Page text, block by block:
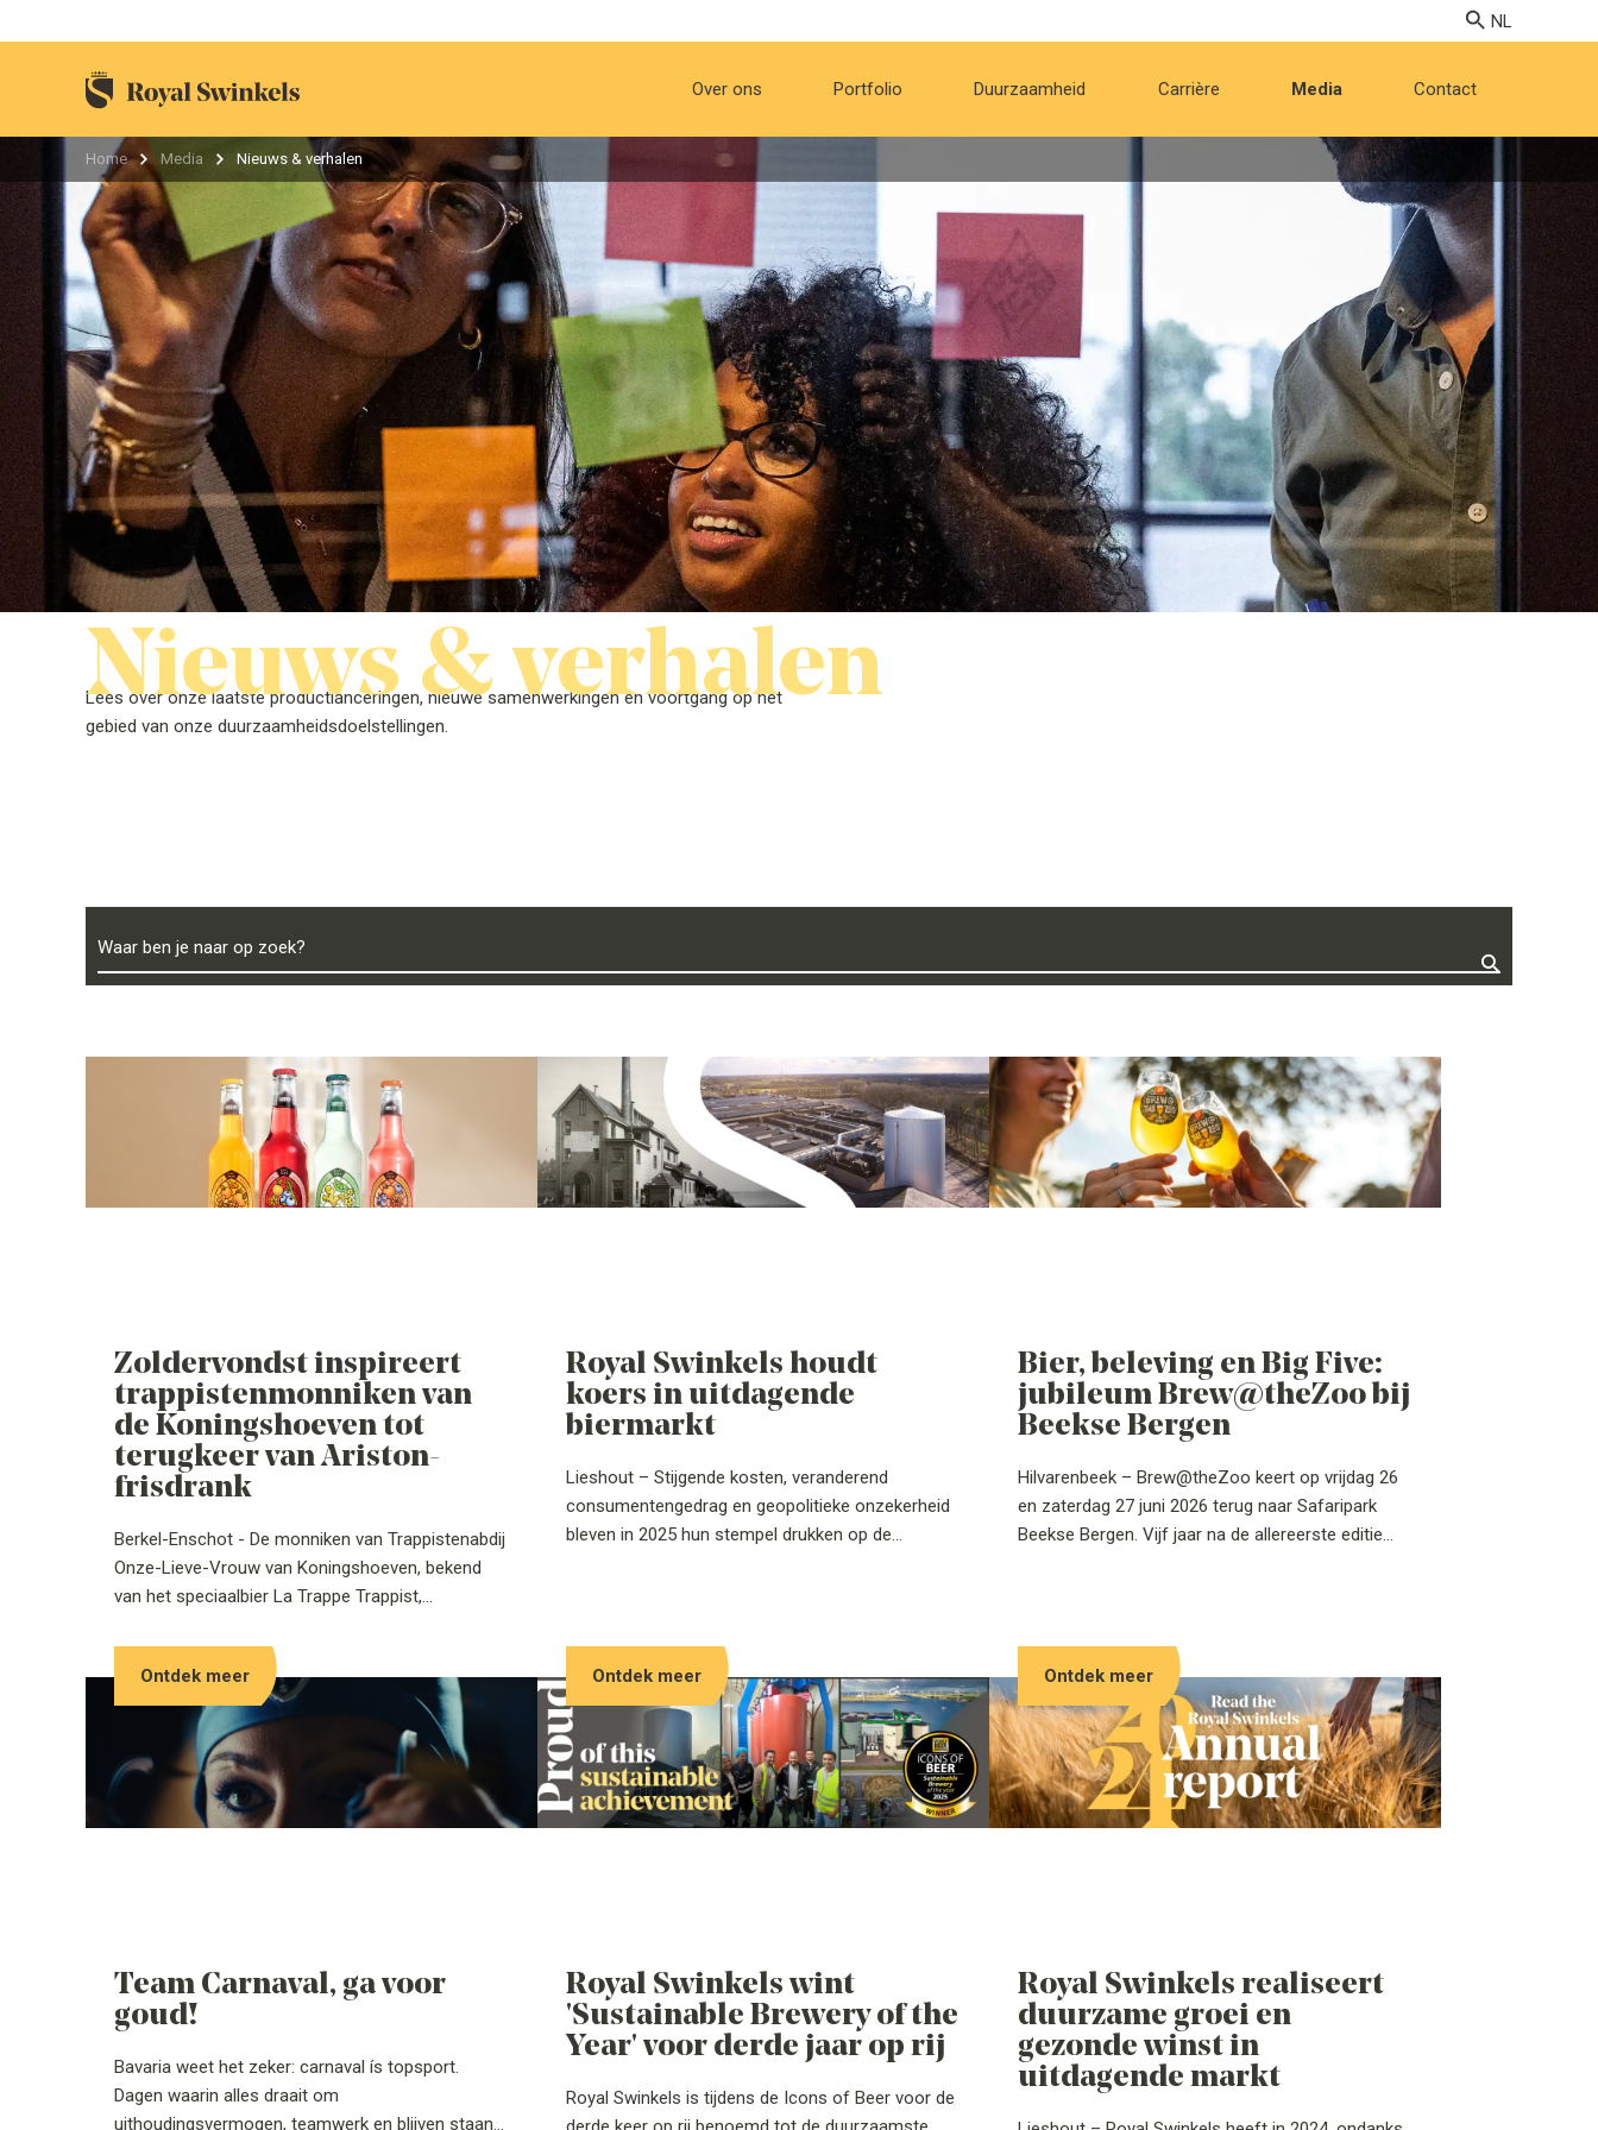
Over ons Portfolio Duurzaamheid Carrière Media Contact
Home Media Nieuws & verhalen
Nieuws & verhalen
Lees over onze laatste productlanceringen, nieuwe samenwerkingen en voortgang op het
gebied van onze duurzaamheidsdoelstellingen.
Waar ben je naar op zoek?
Zoldervondst inspireert
trappistenmonniken van
de Koningshoeven tot
terugkeer van Ariston-
frisdrank
Berkel-Enschot - De monniken van Trappistenabdij
Onze-Lieve-Vrouw van Koningshoeven, bekend
van het speciaalbier La Trappe Trappist,
trappistenfrisdrank die opnieuw tot leven is
gewekt na decennia van stilte.
Ontdek meer
Royal Swinkels houdt
koers in uitdagende
biermarkt
Lieshout – Stijgende kosten, veranderend
consumentengedrag en geopolitieke onzekerheid
bleven in 2025 hun stempel drukken op de
verbeterde de winstgevendheid. Dat resultaat is te
danken aan scherpe kostenbeheersing en
duidelijke keuzes in portfolio en operatie.
Ontdek meer
Bier, beleving en Big Five:
jubileum Brew@theZoo bij
Beekse Bergen
Hilvarenbeek – Brew@theZoo keert op vrijdag 26
en zaterdag 27 juni 2026 terug naar Safaripark
Beekse Bergen. Vijf jaar na de allereerste editie
Ontdek meer
Team Carnaval, ga voor
goud!
Bavaria weet het zeker: carnaval ís topsport.
Dagen waarin alles draait om
uithoudingsvermogen, teamwerk en blijven staan
Royal Swinkels wint
'Sustainable Brewery of the
Year' voor derde jaar op rij
Royal Swinkels is tijdens de Icons of Beer voor de
Royal Swinkels realiseert
duurzame groei en
gezonde winst in
uitdagende markt